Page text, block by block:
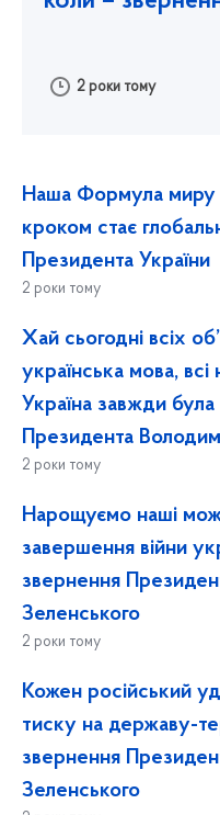
2 роки тому
Наша Формула миру
кроком стає
Президента України
2 роки тому
Хай сьогодні всіх
українська мова,
Україна завжди
Президента
2 роки тому
Нарощуємо наші
завершення війни
звернення
Зеленського
2 роки тому
Кожен російський
тиску на державу-
звернення
Зеленського